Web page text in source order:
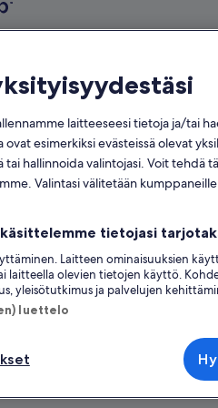
Suomen
Hotellit
Loma-
Kaikki
© 2026 Expedia, Inc., Expedia Groupin
laitteeseesi tietoja ja/tai
esimerkiksi evästeissä olevat
tai hallinnoida valintojasi. Voit tehdä
Valintasi välitetään
tietojasi
Laitteen ominaisuuksien
laitteella olevien tietojen käyttö.
yleisötutkimus ja palvelujen
luettelo